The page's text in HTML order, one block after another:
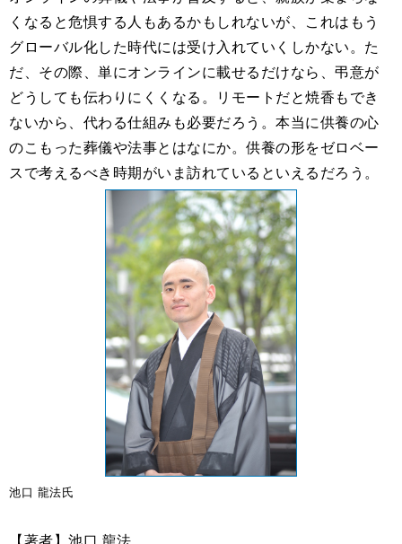
くなると危惧する人もあるかもしれないが、これはもう
グローバル化した時代には受け入れていくしかない。た
だ、その際、単にオンラインに載せるだけなら、弔意が
どうしても伝わりにくくなる。リモートだと焼香もでき
ないから、代わる仕組みも必要だろう。本当に供養の心
のこもった葬儀や法事とはなにか。供養の形をゼロベー
スで考えるべき時期がいま訪れているといえるだろう。
池口 龍法氏
【著者】池口 龍法